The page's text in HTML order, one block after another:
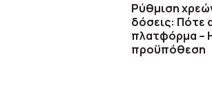
Ρύθμιση
δόσεις: Πότε
πλατφόρμα –
προϋπόθεση